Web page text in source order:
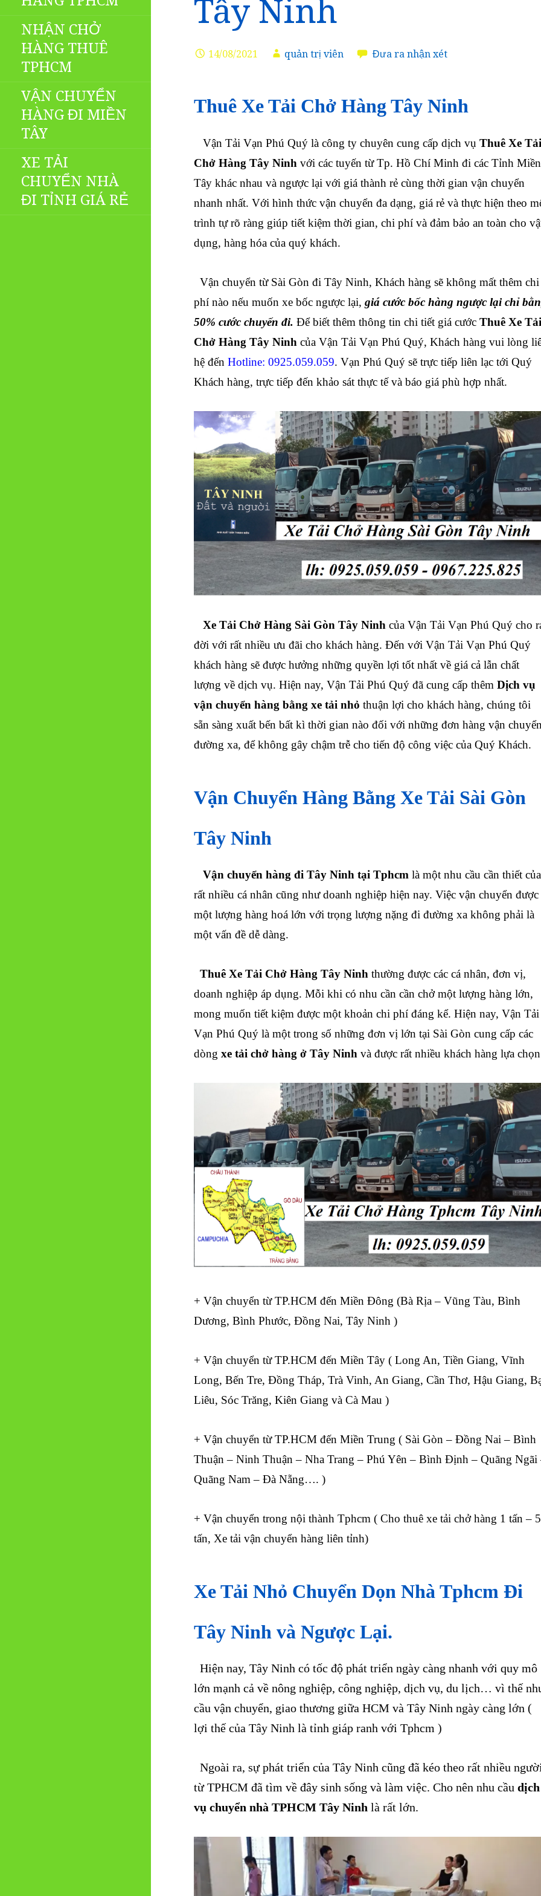
NHẬN CHỞ
HÀNG THUÊ
TPHCM
VẬN CHUYỂN
HÀNG ĐI MIỀN
TÂY
XE TẢI
CHUYỂN NHÀ
ĐI TỈNH GIÁ RẺ
Tây Ninh
14/08/2021 quản trị viên Đưa ra nhận xét
Thuê Xe Tải Chở Hàng Tây Ninh
Vận Tải Vạn Phú Quý là công ty chuyên cung cấp dịch vụ Thuê Xe Tải
Chở Hàng Tây Ninh với các tuyến từ Tp. Hồ Chí Minh đi các Tỉnh Miền
Tây khác nhau và ngược lại với giá thành rẻ cùng thời gian vận chuyển
nhanh nhất. Với hình thức vận chuyển đa dạng, giá rẻ và thực hiện theo
trình tự rõ ràng giúp tiết kiệm thời gian, chi phí và đảm bảo an toàn cho
dụng, hàng hóa của quý khách.
Vận chuyển từ Sài Gòn đi Tây Ninh, Khách hàng sẽ không mất thêm chi
phí nào nếu muốn xe bốc ngược lại, giá cước bốc hàng ngược lại chỉ
50% cước chuyến đi. Để biết thêm thông tin chi tiết giá cước Thuê Xe Tải
Chở Hàng Tây Ninh của Vận Tải Vạn Phú Quý, Khách hàng vui lòng
hệ đến Hotline: 0925.059.059. Vạn Phú Quý sẽ trực tiếp liên lạc tới Quý
Khách hàng, trực tiếp đến khảo sát thực tế và báo giá phù hợp nhất.
Xe Tải Chở Hàng Sài Gòn Tây Ninh của Vận Tải Vạn Phú Quý cho
đời với rất nhiều ưu đãi cho khách hàng. Đến với Vận Tải Vạn Phú Quý
khách hàng sẽ được hưởng những quyền lợi tốt nhất về giá cả lẫn chất
lượng về dịch vụ. Hiện nay, Vận Tải Phú Quý đã cung cấp thêm Dịch vụ
vận chuyển hàng bằng xe tải nhỏ thuận lợi cho khách hàng, chúng tôi
sẵn sàng xuất bến bất kì thời gian nào đối với những đơn hàng vận
đường xa, để không gây chậm trễ cho tiến độ công việc của Quý Khách.
Vận Chuyển Hàng Bằng Xe Tải Sài Gòn
Tây Ninh
Vận chuyển hàng đi Tây Ninh tại Tphcm là một nhu cầu cần thiết của
rất nhiều cá nhân cũng như doanh nghiệp hiện nay. Việc vận chuyển được
một lượng hàng hoá lớn với trọng lượng nặng đi đường xa không phải là
một vấn đề dễ dàng.
Thuê Xe Tải Chở Hàng Tây Ninh thường được các cá nhân, đơn vị,
doanh nghiệp áp dụng. Mỗi khi có nhu cần cần chở một lượng hàng lớn,
mong muốn tiết kiệm được một khoản chi phí đáng kể. Hiện nay, Vận Tải
Vạn Phú Quý là một trong số những đơn vị lớn tại Sài Gòn cung cấp các
dòng xe tải chở hàng ở Tây Ninh và được rất nhiều khách hàng lựa
+ Vận chuyển từ TP.HCM đến Miền Đông (Bà Rịa – Vũng Tàu, Bình
Dương, Bình Phước, Đồng Nai, Tây Ninh )
+ Vận chuyển từ TP.HCM đến Miền Tây ( Long An, Tiền Giang, Vĩnh
Long, Bến Tre, Đồng Tháp, Trà Vinh, An Giang, Cần Thơ, Hậu Giang,
Liêu, Sóc Trăng, Kiên Giang và Cà Mau )
+ Vận chuyển từ TP.HCM đến Miền Trung ( Sài Gòn – Đồng Nai – Bình
Thuận – Ninh Thuận – Nha Trang – Phú Yên – Bình Định – Quãng Ngãi
Quãng Nam – Đà Nẵng…. )
+ Vận chuyển trong nội thành Tphcm ( Cho thuê xe tải chở hàng 1 tấn – 5
tấn, Xe tải vận chuyển hàng liên tỉnh)
Xe Tải Nhỏ Chuyển Dọn Nhà Tphcm Đi
Tây Ninh và Ngược Lại.
Hiện nay, Tây Ninh có tốc độ phát triển ngày càng nhanh với quy mô
lớn mạnh cả về nông nghiệp, công nghiệp, dịch vụ, du lịch… vì thế
cầu vận chuyển, giao thương giữa HCM và Tây Ninh ngày càng lớn (
lợi thế của Tây Ninh là tỉnh giáp ranh với Tphcm )
Ngoài ra, sự phát triển của Tây Ninh cũng đã kéo theo rất nhiều
từ TPHCM đã tìm về đây sinh sống và làm việc. Cho nên nhu cầu dịch
vụ chuyển nhà TPHCM Tây Ninh là rất lớn.